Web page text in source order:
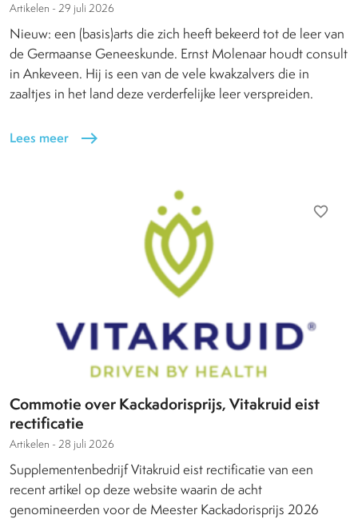
Artikelen - 29 juli 2026
Nieuw: een (basis)arts die zich heeft bekeerd tot de leer van
de Germaanse Geneeskunde. Ernst Molenaar houdt consult
in Ankeveen. Hij is een van de vele kwakzalvers die in
zaaltjes in het land deze verderfelijke leer verspreiden.
Lees meer east
favorite_border
Commotie over Kackadorisprijs, Vitakruid eist
rectificatie
Artikelen - 28 juli 2026
Supplementenbedrijf Vitakruid eist rectificatie van een
recent artikel op deze website waarin de acht
genomineerden voor de Meester Kackadorisprijs 2026